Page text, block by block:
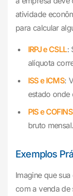
atividade
para calcular
IRPJ e CSLL:
alíquota
ISS e ICMS:
estado onde
PIS e COFINS
bruto mensal.
Exemplos
Imagine que
com a venda de